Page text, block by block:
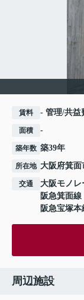
賃料 - 管理/共益
面積 -
築年数 築39年
所在地 大阪府箕面
交通 大阪モノレ
阪急箕面線
阪急宝塚本
周辺施設